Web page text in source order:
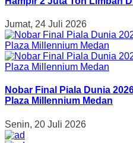
Jumat, 24 Juli 2026
Nobar Final Piala Dunia
Plaza Millennium Medan
Senin, 20 Juli 2026